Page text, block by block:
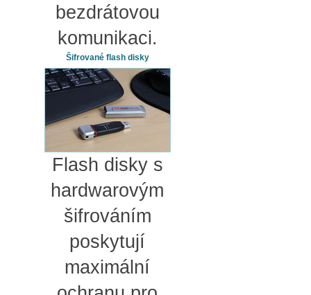
bezdrátovou
komunikaci.
Šifrované flash disky
Flash disky s
hardwarovým
šifrováním
poskytují
maximální